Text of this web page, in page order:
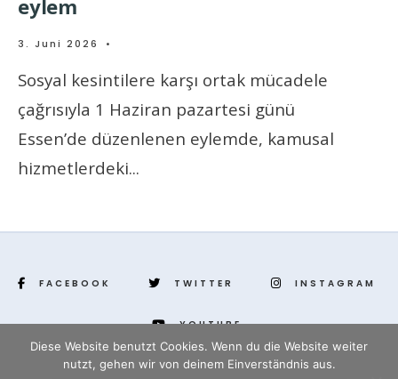
eylem
3. Juni 2026 •
Sosyal kesintilere karşı ortak mücadele
çağrısıyla 1 Haziran pazartesi günü
Essen’de düzenlenen eylemde, kamusal
hizmetlerdeki...
FACEBOOK TWITTER INSTAGRAM
YOUTUBE
Diese Website benutzt Cookies. Wenn du die Website weiter
nutzt, gehen wir von deinem Einverständnis aus.